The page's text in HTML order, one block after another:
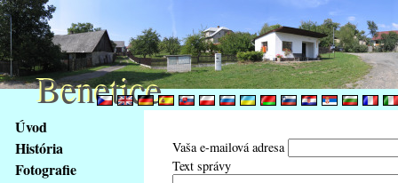
obsah
stránky
Klávesové
Úvod
História
Fotografie
Vaša e-mailová adresa
Text správy
Benetice
Benetice